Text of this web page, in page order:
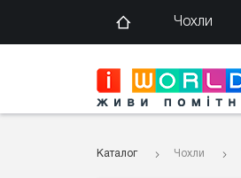
Чохли
Каталог Чохли